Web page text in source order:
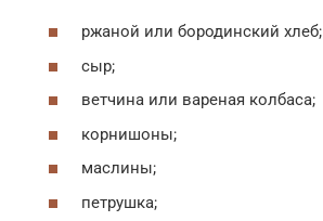
ржаной или бородинский хлеб;
сыр;
ветчина или вареная колбаса;
корнишоны;
маслины;
петрушка;